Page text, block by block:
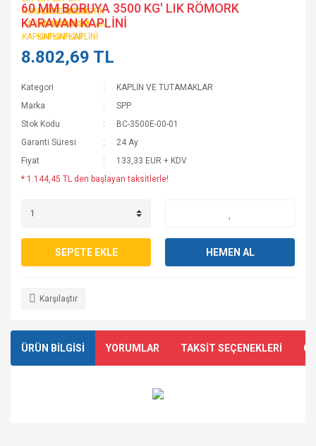
60 MM BORUYA 3500 KG' LIK RÖMORK
KARAVAN KAPLİNİ
8.802,69 TL
Kategori
KAPLİN VE TUTAMAKLAR
Marka
SPP
Stok Kodu
BC-3500E-00-01
Garanti Süresi
24 Ay
Fiyat
133,33 EUR + KDV
* 1.144,45 TL den başlayan taksitlerle!
SEPETE EKLE HEMEN AL
Karşılaştır
ÜRÜN BİLGİSİ YORUMLAR TAKSİT SEÇENEKLERİ